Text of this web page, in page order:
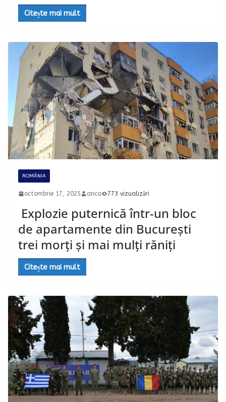
Citește mai mult
ROMÂNIA
octombrie 17, 2025 anca 773 vizualizări
Explozie puternică într-un bloc
de apartamente din București
trei morți și mai mulți răniți
Citește mai mult